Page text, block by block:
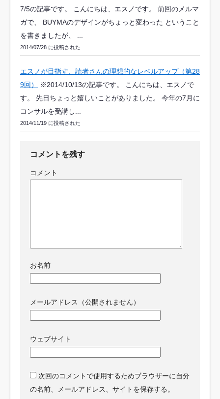
7/5の記事です。 こんにちは、エスノです。 前回のメルマ
ガで、 BUYMAのデザインがちょっと変わった ということ
を書きましたが、 ...
2014/07/28 に投稿された
エスノが目指す、読者さんの理想的なレベルアップ（第28
9回）
※2014/10/13の記事です。 こんにちは、エスノで
す。 先日ちょっと嬉しいことがありました。 今年の7月に
コンサルを受講し...
2014/11/19 に投稿された
コメントを残す
コメント
お名前
メールアドレス（公開されません）
ウェブサイト
次回のコメントで使用するためブラウザーに自分
の名前、メールアドレス、サイトを保存する。